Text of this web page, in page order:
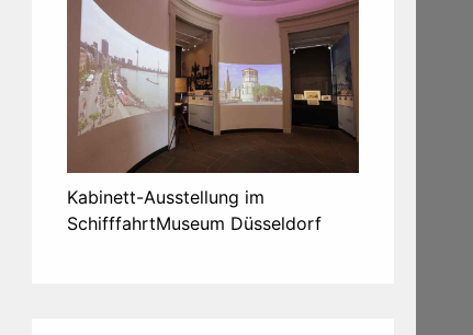
Kabinett-Ausstellung im
SchifffahrtMuseum Düsseldorf